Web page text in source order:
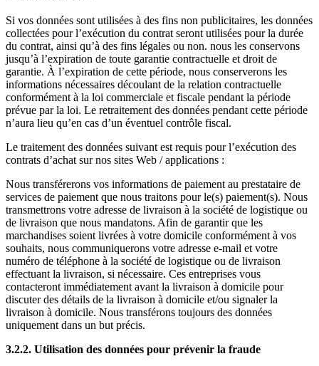
Si vos données sont utilisées à des fins non publicitaires, les données
collectées pour l’exécution du contrat seront utilisées pour la durée
du contrat, ainsi qu’à des fins légales ou non. nous les conservons
jusqu’à l’expiration de toute garantie contractuelle et droit de
garantie. À l’expiration de cette période, nous conserverons les
informations nécessaires découlant de la relation contractuelle
conformément à la loi commerciale et fiscale pendant la période
prévue par la loi. Le retraitement des données pendant cette période
n’aura lieu qu’en cas d’un éventuel contrôle fiscal.
Le traitement des données suivant est requis pour l’exécution des
contrats d’achat sur nos sites Web / applications :
Nous transférerons vos informations de paiement au prestataire de
services de paiement que nous traitons pour le(s) paiement(s). Nous
transmettrons votre adresse de livraison à la société de logistique ou
de livraison que nous mandatons. Afin de garantir que les
marchandises soient livrées à votre domicile conformément à vos
souhaits, nous communiquerons votre adresse e-mail et votre
numéro de téléphone à la société de logistique ou de livraison
effectuant la livraison, si nécessaire. Ces entreprises vous
contacteront immédiatement avant la livraison à domicile pour
discuter des détails de la livraison à domicile et/ou signaler la
livraison à domicile. Nous transférons toujours des données
uniquement dans un but précis.
3.2.2. Utilisation des données pour prévenir la fraude